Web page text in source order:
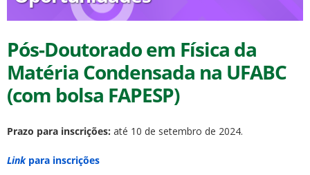
Pós-Doutorado em Física da
Matéria Condensada na UFABC
(com bolsa FAPESP)
Prazo para inscrições: até 10 de setembro de 2024.
Linkpara inscrições